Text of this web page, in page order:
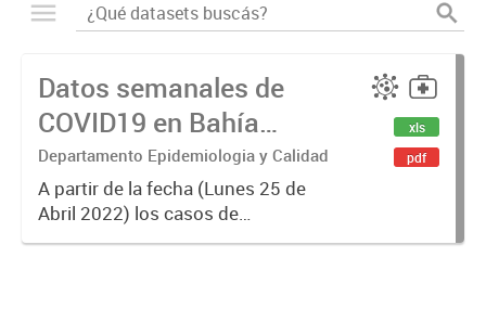
Datos semanales de
COVID19 en Bahía
Blanca
Departamento Epidemiologia y Calidad
A partir de la fecha (Lunes 25 de
Abril 2022) los casos de
Coronavirus se informarán
xls
pdf